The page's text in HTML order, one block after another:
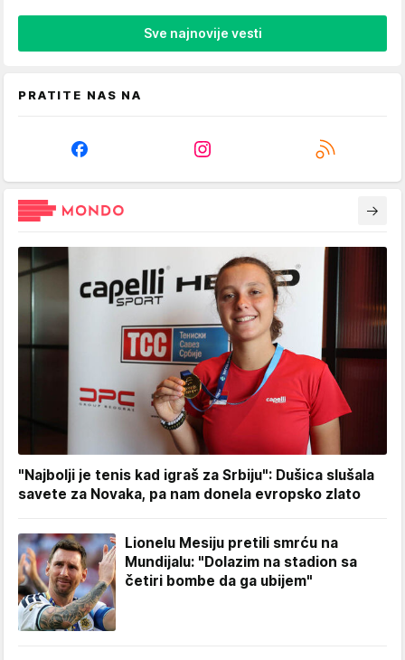
Sve najnovije vesti
PRATITE NAS NA
"Najbolji je tenis kad igraš za Srbiju": Dušica slušala
savete za Novaka, pa nam donela evropsko zlato
Lionelu Mesiju pretili smrću na
Mundijalu: "Dolazim na stadion sa
četiri bombe da ga ubijem"